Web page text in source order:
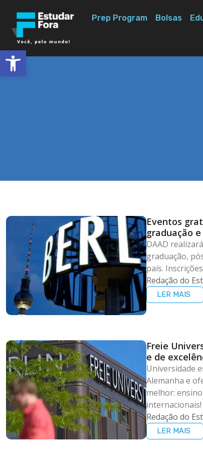
Prep Program Bolsas
Eventos
graduação
DAAD
graduação,
país.
Redação do
LER MAIS
Freie
e de
Universidade
Alemanha e
melhor:
internacionais!
Redação do
LER MAIS
Abrir a barra de ferramentas